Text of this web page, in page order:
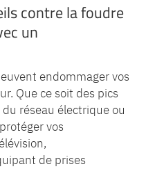
contre la foudre
un
endommager vos
Que ce soit des pics
réseau électrique ou
vos
de prises